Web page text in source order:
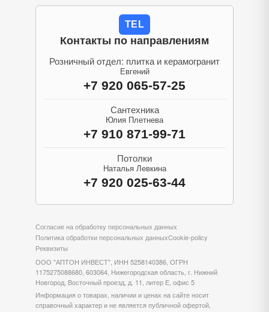
TEL
Контакты по направлениям
Розничный отдел: плитка и керамогранит
Евгений
+7 920 065-57-25
Сантехника
Юлия Плетнева
+7 910 871-99-71
Потолки
Наталья Левкина
+7 920 025-63-44
Согласие на обработку персональных данных
Политика обработки персональных данныхCookie-policy
Реквизиты
ООО "АПТОН ИНВЕСТ", ИНН 5258140386, ОГРН
1175275088680, 603064, Нижегородская область, г. Нижний
Новгород, Восточный проезд, д. 11, литер Е, офис 5
Информация о товарах, наличии и ценах на сайте носит
справочный характер и не является публичной офертой,